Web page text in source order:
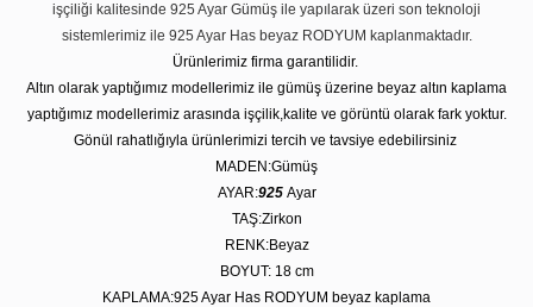
işçiliği kalitesinde 925 Ayar Gümüş ile yapılarak üzeri son teknoloji
sistemlerimiz ile 925 Ayar Has beyaz RODYUM kaplanmaktadır.
Ürünlerimiz firma garantilidir.
Altın olarak yaptığımız modellerimiz ile gümüş üzerine beyaz altın kaplama
yaptığımız modellerimiz arasında işçilik,kalite ve görüntü olarak fark yoktur.
Gönül rahatlığıyla ürünlerimizi tercih ve tavsiye edebilirsiniz
MADEN:Gümüş
AYAR:925 Ayar
TAŞ:Zirkon
RENK:Beyaz
BOYUT: 18 cm
KAPLAMA:925 Ayar Has RODYUM beyaz kaplama